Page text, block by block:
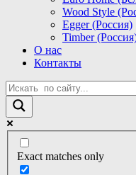
Wood Style
Egger (Россия)
Timber
О нас
Контакты
Exact matches only